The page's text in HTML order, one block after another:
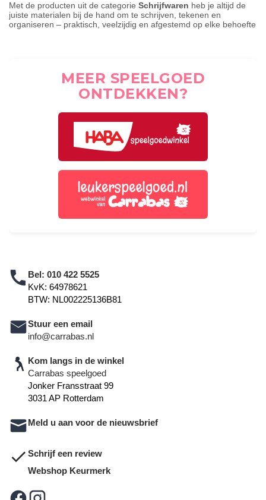
Met de producten uit de categorie Schrijfwaren heb je altijd de
juiste materialen bij de hand om te schrijven, tekenen en
organiseren – praktisch, veelzijdig en afgestemd op elke behoefte
MEER SPEELGOED
ONTDEKKEN?
Bel: 010 422 5525
KvK: 64978621
BTW: NL002225136B81
Stuur een email
info@carrabas.nl
Kom langs in de winkel
Carrabas speelgoed
Jonker Fransstraat 99
3031 AP Rotterdam
Meld u aan voor de nieuwsbrief
Schrijf een review
Webshop Keurmerk